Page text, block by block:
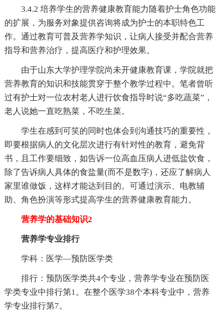
3.4.2 培养学生的营养健康教育能力随着护士角色功能
的扩展，为服务对象提供咨询将成为护士的本职特色工
作。通过教育可普及营养学知识，让病人接受并配合营养
指导和营养治疗，提高医疗和护理效果。
由于山东大学护理学院尚未开健康教育课，学院就把
营养教育的知识和技能贯穿于整个教学过程中。笔者曾听
过有护士对一位农村老人进行饮食指导时说“多吃蔬菜”，
老人说她一直吃熟菜，不吃生菜。
学生在感到可笑的同时也体会到沟通技巧的重要性，
即要根据病人的文化层次进行有针对性的教育，避免背
书，且工作要细致，如告诉一位高血压病人进低盐饮食，
除了告诉病人具体的食盐量(而不是数字)，还应了解病人
家里谁做饭，这样才能达到目的。可通过演示、电教辅
助、角色扮演等形式提高学生的营养健康教育能力。
营养学的基础知识2
营养学专业排行
学科：医学—预防医学类
排行：预防医学类共4个专业，营养学专业在预防医
学类专业中排行第1。在整个医学38个本科专业中，营养
学专业排行第7。